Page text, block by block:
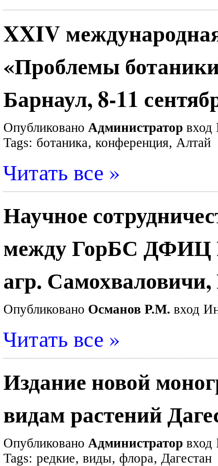
XXIV
«Проблемы
Барнаул, 8-11
Опубликовано Администратор вход
Tags: ботаника, конференция, Алтай
Читать все »
Научное
между ГорБС ДФИЦ
агр.
Опубликовано Османов Р.М. вход
Читать все »
Издание новой
видам растений
Опубликовано Администратор вход
Tags: редкие, виды, флора, Дагестан